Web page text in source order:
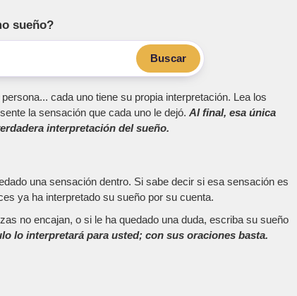
sueño?
Buscar
cada uno tiene su propia interpretación. Lea los
la sensación que cada uno le dejó. Al final, esa única
interpretación del sueño.
una sensación dentro. Si sabe decir si esa sensación es
ya ha interpretado su sueño por su cuenta.
no encajan, o si le ha quedado una duda, escriba su sueño
lo interpretará para usted; con sus oraciones basta.